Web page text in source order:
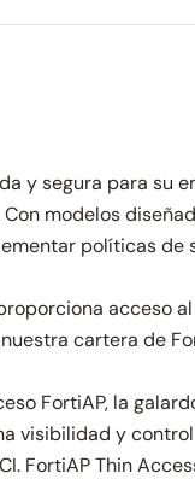
y segura para su
modelos
políticas
cartera de
FortiAP, la
visibilidad y
FortiAP Thin